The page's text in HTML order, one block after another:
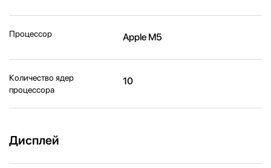
Процессор Apple M5
Количество ядер
процессора
10
Дисплей